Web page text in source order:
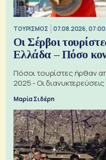
ΤΟΥΡΙΣΜΟΣ 07.08.2026, 07:00
Οι Σέρβοι
Ελλάδα – Πόσο
Πόσοι τουρίστες ήρθαν
2025 - Οι
Μαρία Σιδέρη